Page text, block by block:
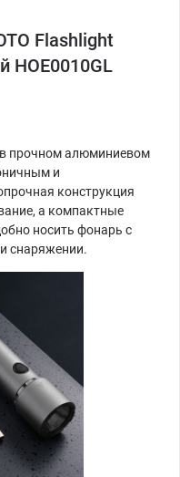
Flashlight
HOE0010GL
прочном алюминиевом
и
конструкция
а компактные
носить фонарь с
снаряжении.